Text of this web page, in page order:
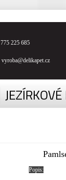
775 225 685
vyroba@delikapet.cz
JEZÍRKOVÉ
Popis: